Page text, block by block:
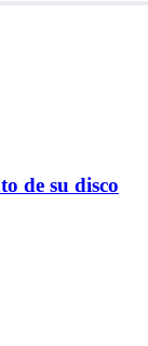
de su disco